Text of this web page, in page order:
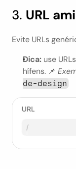
3. URL
Evite URLs
Dica: use
hífens. 📌
de-design